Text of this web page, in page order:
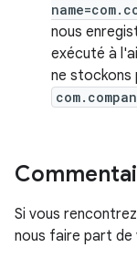
nous
exécuté à
ne stockons
Si vous
nous faire part de